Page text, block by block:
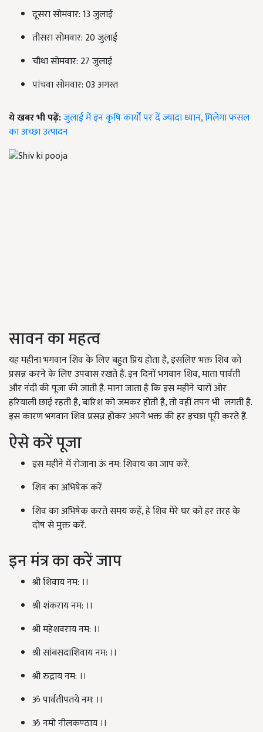
दूसरा सोमवार: 13 जुलाई
तीसरा सोमवार: 20 जुलाई
चौथा सोमवार: 27 जुलाई
पांचवा सोमवार: 03 अगस्त
ये खबर भी पढ़ें:जुलाई में इन कृषि कार्यों पर दें ज्यादा ध्यान, मिलेगा फसल
का अच्छा उत्पादन
सावन का महत्व
यह महीना भगवान शिव के लिए बहुत प्रिय होता है, इसलिए भक्त शिव को
प्रसन्न करने के लिए उपवास रखते हैं. इन दिनों भगवान शिव, माता पार्वती
और नंदी की पूजा की जाती है. माना जाता है कि इस महीने चारों ओर
हरियाली छाई रहती है, बारिश को जमकर होती है, तो वहीं तपन भी लगती है.
इस कारण भगवान शिव प्रसन्न होकर अपने भक्त की हर इच्छा पूरी करते हैं.
ऐसे करें पूजा
इस महीने में रोजाना ऊं नम: शिवाय का जाप करें.
शिव का अभिषेक करें
शिव का अभिषेक करते समय कहें, हे शिव मेरे घर को हर तरह के
दोष से मुक्त करें.
इन मंत्र का करें जाप
श्री शिवाय नम: ।।
श्री शंकराय नम: ।।
श्री महेशवराय नम: ।।
श्री सांबसदाशिवाय नम: ।।
श्री रुद्राय नम: ।।
ॐ पार्वतीपतये नमः ।।
ॐ नमो नीलकण्ठाय ।।